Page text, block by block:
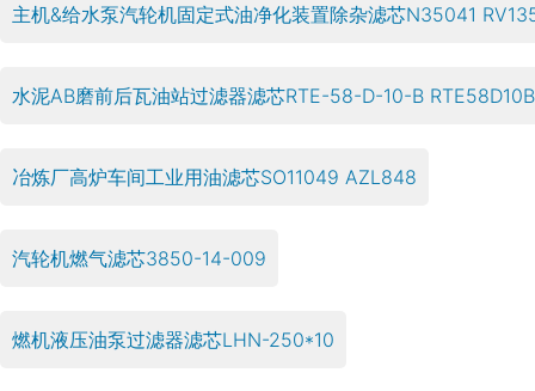
主机&给水泵汽轮机固定式油净化装置除杂滤芯N35041
水泥AB磨前后瓦油站过滤器滤芯RTE-58-D-10-B RTE58D10B
冶炼厂高炉车间工业用油滤芯SO11049 AZL848
汽轮机燃气滤芯3850-14-009
燃机液压油泵过滤器滤芯LHN-250*10